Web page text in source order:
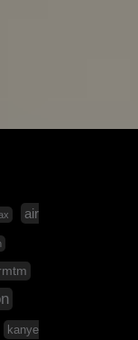
air
kanye